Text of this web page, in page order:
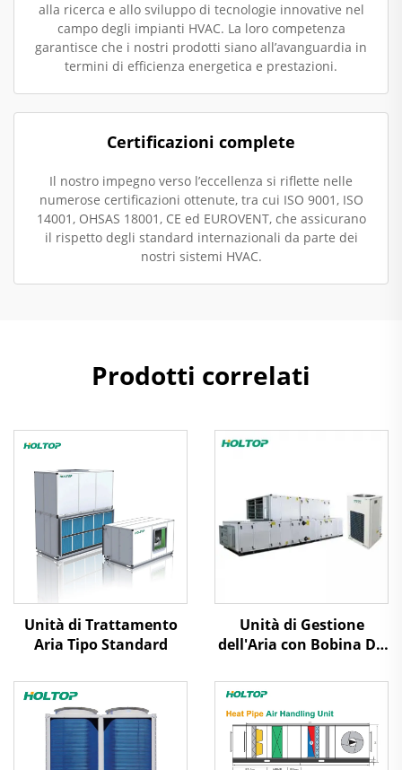
alla ricerca e allo sviluppo di tecnologie innovative nel
campo degli impianti HVAC. La loro competenza
garantisce che i nostri prodotti siano all’avanguardia in
termini di efficienza energetica e prestazioni.
Certificazioni complete
Il nostro impegno verso l’eccellenza si riflette nelle
numerose certificazioni ottenute, tra cui ISO 9001, ISO
14001, OHSAS 18001, CE ed EUROVENT, che assicurano
il rispetto degli standard internazionali da parte dei
nostri sistemi HVAC.
Prodotti correlati
Unità di Trattamento
Aria Tipo Standard
Unità di Gestione
dell'Aria con Bobina DX